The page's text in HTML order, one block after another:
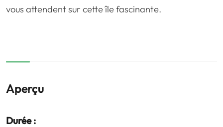
vous attendent sur cette île fascinante.
Aperçu
Durée :